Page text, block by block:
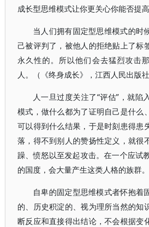
成长型思维模式让你更关心你能否提高
当人们拥有固定型思维模式的时
己被评判了，被他人的拒绝贴上了标
永久性的。所以他们会去猛烈攻击
人。（《终身成长》，江西人民出版社
人一旦过度关注了“评估”，就陷
模式，做什么都为了证明自己是什么
可以得到什么结果，于是时刻患得患
落，得不到别人的赞扬性定义，就很
躁、愤怒以至发起攻击。在一个应试
的国度，会大量产生这类人格的族群。
自卑的固定型思维模式者怀抱着
的、历史积淀的、视为理所当然的知
断反应和直接得出结论，不会根据变